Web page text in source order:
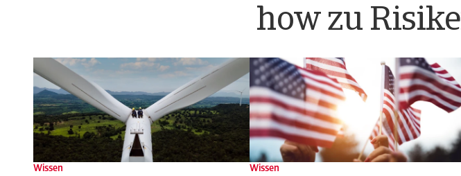
how zu
Wissen Wissen